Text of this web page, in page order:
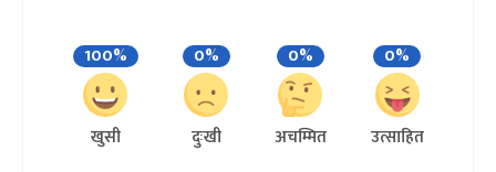
100%
खुसी
0%
दुःखी
0%
अचम्मित
0%
उत्साहित